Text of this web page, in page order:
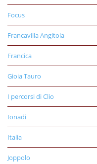
Focus
Francavilla Angitola
Francica
Gioia Tauro
I percorsi di Clio
Ionadi
Italia
Joppolo